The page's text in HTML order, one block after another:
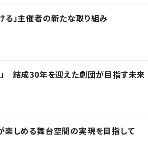
」主催者の新たな取り組み
結成30年を迎えた劇団が目指す未来
しめる舞台空間の実現を目指して